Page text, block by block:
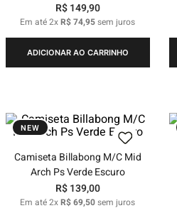
R$ 149,90
Em até2xR$74,95sem juros
ADICIONAR AO CARRINHO
NEW
Camiseta Billabong M/C Mid
Arch Ps Verde Escuro
R$ 139,00
Em até2xR$69,50sem juros